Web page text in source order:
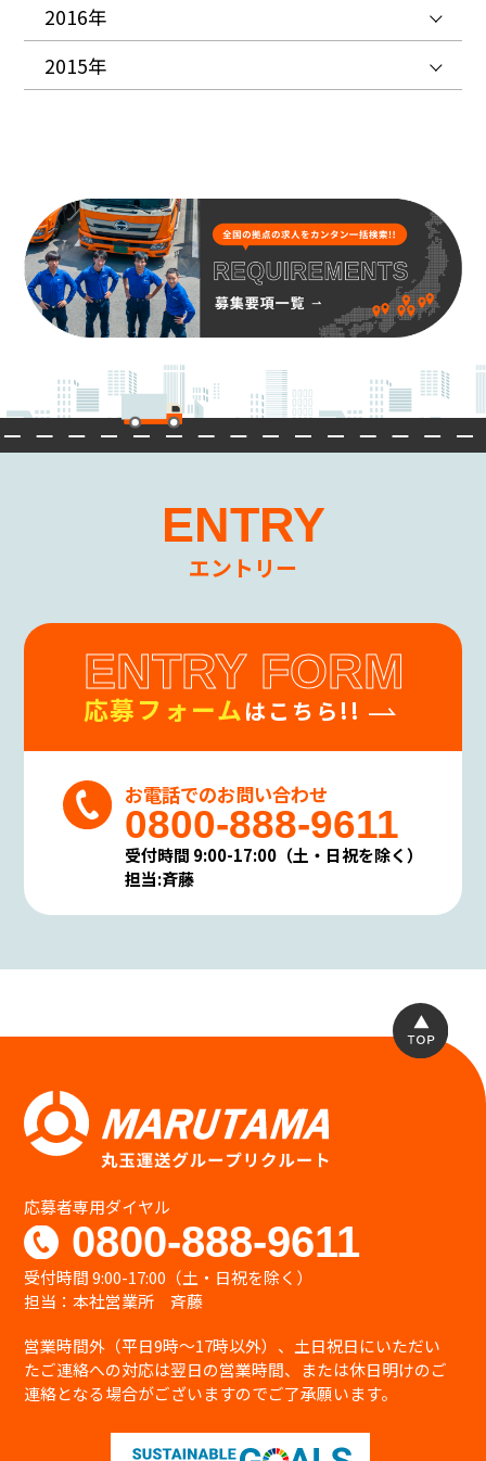
2016年
2015年
ENTRY
エントリー
ENTRY FORM
応募フォームはこちら!!
お電話でのお問い合わせ
0800-888-9611
受付時間 9:00-17:00（土・日祝を除く）
担当:斉藤
応募者専用ダイヤル
0800-888-9611
受付時間 9:00-17:00（土・日祝を除く）
担当：本社営業所 斉藤
営業時間外（平日9時〜17時以外）、土日祝日にいただい
たご連絡への対応は翌日の営業時間、または休日明けのご
連絡となる場合がございますのでご了承願います。